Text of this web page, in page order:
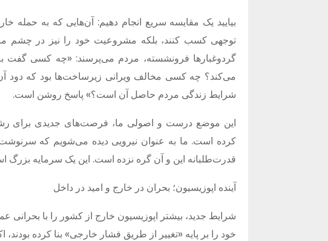
بیایید یک مقایسه سریع انجام دهیم:
آن‌هایی که به حمله
توجهی کسب کنند، بلکه مشروعیت خود را نیز در چشم
گردوغبارها فرونشسته، مردم می‌پرسند: «چه کسی گفت به
می‌کند؟ چه کسی مخالف ویرانی زیرساخت‌ها بود که دود
شرایط زندگی مردم حاصل آن است؟» پاسخ روشن است.
این موضع درست و اصولی ما، فرصت‌های جدیدی برای
کرده است. ما به عنوان نیرویی دیده می‌شویم که
قدرت‌طلبانه این و آن گره نزده است. این یک سرمایه بزرگ
آینده اپوزیسیون؛ بحران در خارج و امید در داخل
شرایط جدید، بیشتر اپوزیسیون خارج از کشور را با بحرانی
خود را بر پایه «تغییر از طریق فشار خارجی» بنا کرده